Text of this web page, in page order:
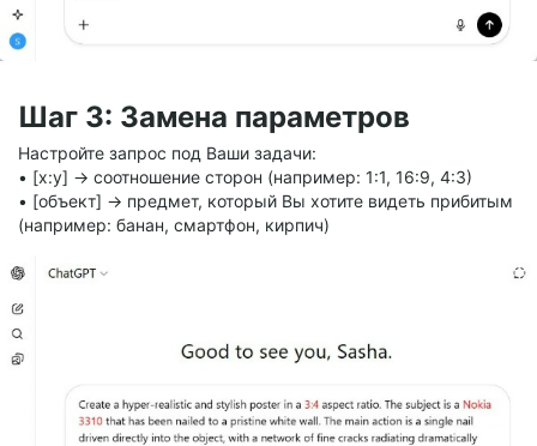
Шаг 3: Замена параметров
Настройте запрос под Ваши задачи:
• [x:y] → соотношение сторон (например: 1:1, 16:9, 4:3)
• [объект] → предмет, который Вы хотите видеть прибитым
(например: банан, смартфон, кирпич)